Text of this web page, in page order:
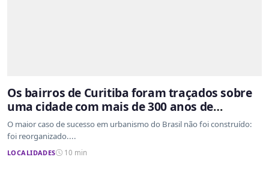
Os bairros de Curitiba foram traçados sobre
uma cidade com mais de 300 anos de
ocupação desordenada
O maior caso de sucesso em urbanismo do Brasil não foi construído:
foi reorganizado....
LOCALIDADES 10 min